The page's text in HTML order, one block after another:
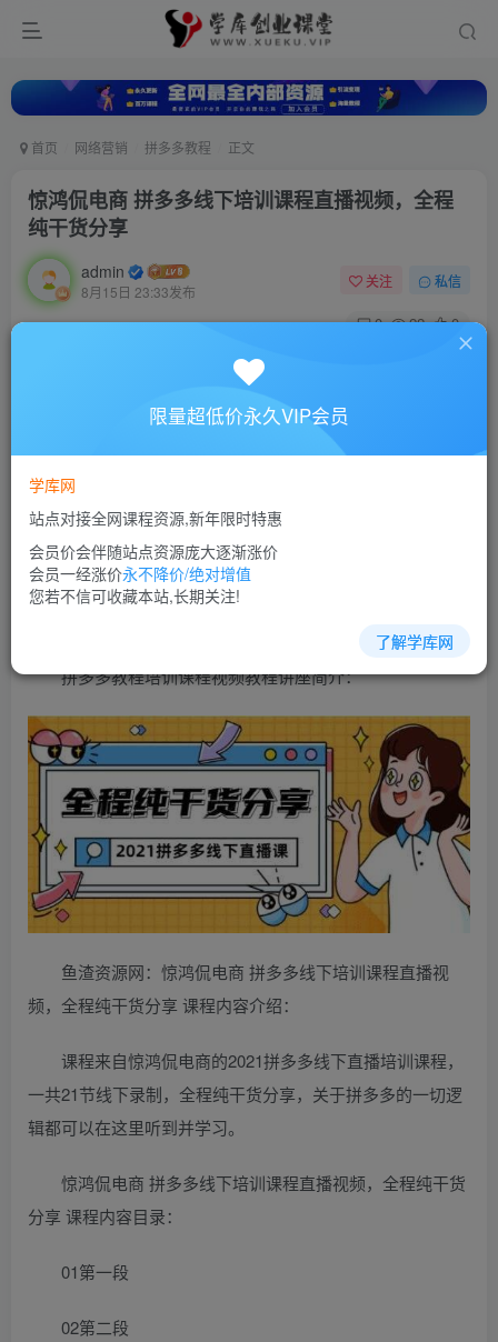
首页 网络营销 拼多多教程 正文
惊鸿侃电商 拼多多线下培训课程直播视频，全程
纯干货分享
admin
8月15日 23:33发布
关注 私信
0 22 0
惊鸿侃电商 拼多多线下培训课程直播视频，全程纯干货分享
此内容为付费资源，请付费后查看
10
立即购买
您当前未登录！建议登陆后购买，可保存购买订单
拼多多教程培训课程视频教程讲座简介：
鱼渣资源网：惊鸿侃电商 拼多多线下培训课程直播视
频，全程纯干货分享 课程内容介绍：
课程来自惊鸿侃电商的2021拼多多线下直播培训课程，
一共21节线下录制，全程纯干货分享，关于拼多多的一切逻
辑都可以在这里听到并学习。
惊鸿侃电商 拼多多线下培训课程直播视频，全程纯干货
分享 课程内容目录：
01第一段
02第二段
限量超低价永久VIP会员
学库网
站点对接全网课程资源,新年限时特惠
会员价会伴随站点资源庞大逐渐涨价
会员一经涨价永不降价/绝对增值
您若不信可收藏本站,长期关注!
了解学库网